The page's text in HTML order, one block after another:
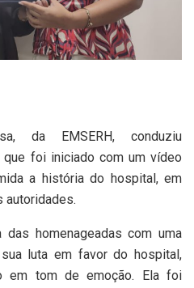
da EMSERH, conduziu
foi iniciado com um vídeo
a história do hospital, em
autoridades.
das homenageadas com uma
luta em favor do hospital,
em tom de emoção. Ela foi